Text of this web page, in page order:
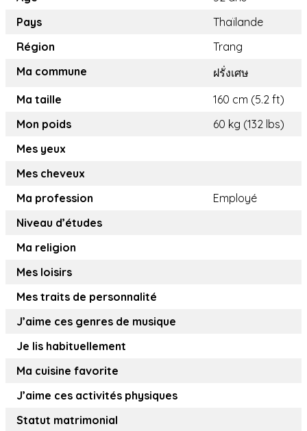
Pays
Thaïlande
Région
Trang
Ma commune
ฝรั่งเศษ
Ma taille
160 cm (5.2 ft)
Mon poids
60 kg (132 lbs)
Mes yeux
Mes cheveux
Ma profession
Employé
Niveau d’études
Ma religion
Mes loisirs
Mes traits de personnalité
J’aime ces genres de musique
Je lis habituellement
Ma cuisine favorite
J’aime ces activités physiques
Statut matrimonial